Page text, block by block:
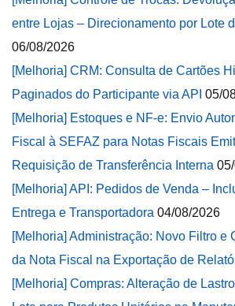
entre Lojas – Direcionamento por Lote
06/08/2026
[Melhoria] CRM: Consulta de Cartões
Paginados do Participante via API 05/
[Melhoria] Estoques e NF-e: Envio
Fiscal à SEFAZ para Notas Fiscais
Requisição de Transferência Interna
[Melhoria] API: Pedidos de Venda –
Entrega e Transportadora 04/08/2026
[Melhoria] Administração: Novo Filtro e
da Nota Fiscal na Exportação de
[Melhoria] Compras: Alteração de